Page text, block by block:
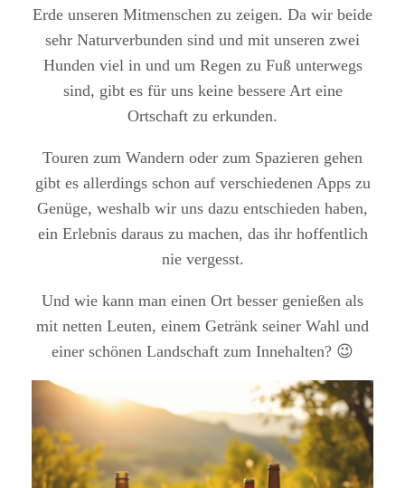
Erde unseren Mitmenschen zu zeigen. Da wir beide
sehr Naturverbunden sind und mit unseren zwei
Hunden viel in und um Regen zu Fuß unterwegs
sind, gibt es für uns keine bessere Art eine
Ortschaft zu erkunden.
Touren zum Wandern oder zum Spazieren gehen
gibt es allerdings schon auf verschiedenen Apps zu
Genüge, weshalb wir uns dazu entschieden haben,
ein Erlebnis daraus zu machen, das ihr hoffentlich
nie vergesst.
Und wie kann man einen Ort besser genießen als
mit netten Leuten, einem Getränk seiner Wahl und
einer schönen Landschaft zum Innehalten? 😉